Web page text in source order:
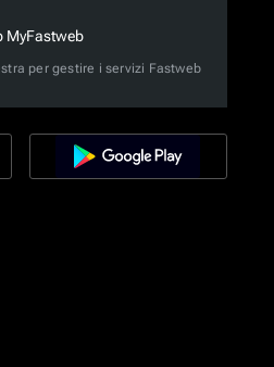
MyFastweb
per gestire i servizi Fastweb